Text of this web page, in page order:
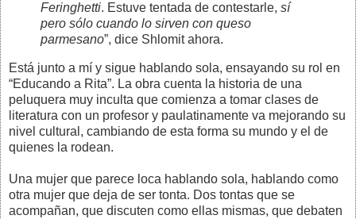
Feringhetti. Estuve tentada de contestarle, sí
pero sólo cuando lo sirven con queso
parmesano”, dice Shlomit ahora.
Está junto a mí y sigue hablando sola, ensayando su rol en
“Educando a Rita”. La obra cuenta la historia de una
peluquera muy inculta que comienza a tomar clases de
literatura con un profesor y paulatinamente va mejorando su
nivel cultural, cambiando de esta forma su mundo y el de
quienes la rodean.
Una mujer que parece loca hablando sola, hablando como
otra mujer que deja de ser tonta. Dos tontas que se
acompañan, que discuten como ellas mismas, que debaten